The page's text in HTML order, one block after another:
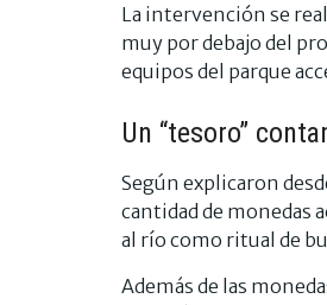
La intervención se
muy por debajo del
equipos del parque
Un “tesoro”
Según explicaron
cantidad de monedas
al río como ritual de
Además de las